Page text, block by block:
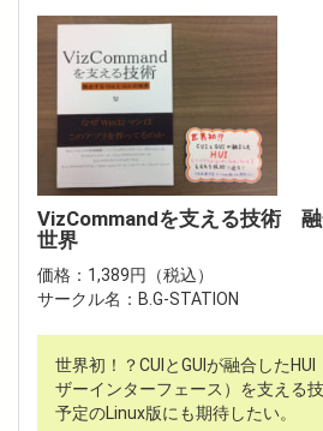
VizCommandを支える技術 融
世界
価格：1,389円（税込）
サークル名：B.G-STATION
世界初！？CUIとGUIが融合した
ザーインターフェース）を支える
予定のLinux版にも期待したい。